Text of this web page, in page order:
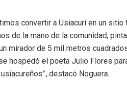
convertir a Usiacurí en un
de la mano de la comunidad,
mirador de 5 mil metros
hospedó el poeta Julio Flores
destacó Noguera.